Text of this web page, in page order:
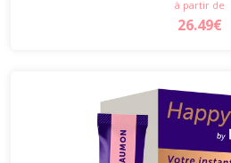
à partir de
26.49€